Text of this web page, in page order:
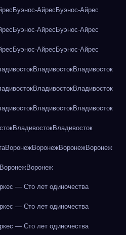
Буэнос-Айрес Буэнос-Айрес
Буэнос-Айрес Буэнос-Айрес
Буэнос-Айрес Буэнос-Айрес
ВладивостокВладивосток
ВладивостокВладивосток
ВладивостокВладивосток
ВладивостокВладивосток
ВоронежВоронежВоронежВоронеж
Воронеж
— Сто лет одиночества
— Сто лет одиночества
— Сто лет одиночества